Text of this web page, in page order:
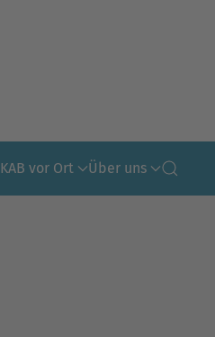
KAB vor Ort Über uns